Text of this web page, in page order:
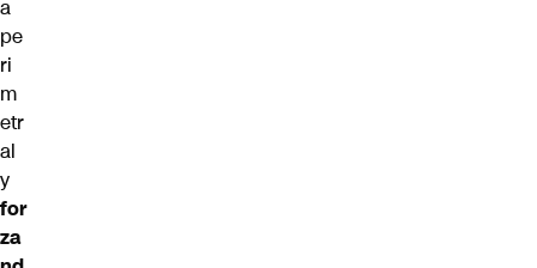
a
pe
ri
m
etr
al
y
for
za